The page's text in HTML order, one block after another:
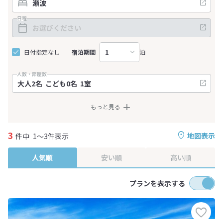
日程
日付指定なし 宿泊期間 泊
人数・部屋数
もっと見る
地図表示
3 件中 1～3件表示
人気順 安い順 高い順
プランを表示する